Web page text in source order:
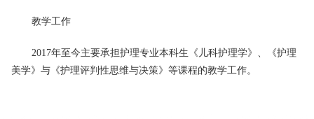
教学工作
2017年至今主要承担护理专业本科生《儿科护理学》、《护理
美学》与《护理评判性思维与决策》等课程的教学工作。